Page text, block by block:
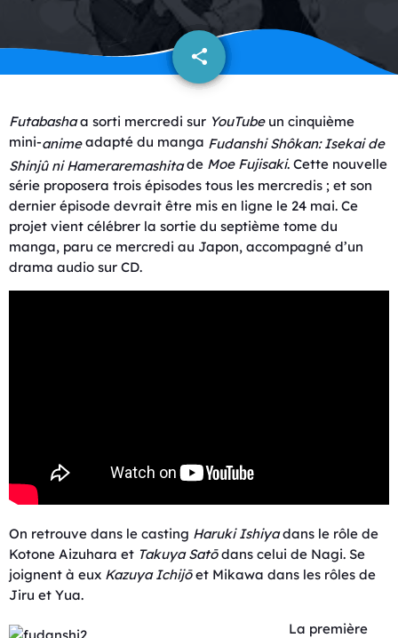
share
email
Futabashaa sorti mercredi sur YouTubeun cinquième
mini-animeadapté du manga Fudanshi Shôkan: Isekai de
Shinjû ni Hameraremashitade Moe Fujisaki. Cette nouvelle
série proposera trois épisodes tous les mercredis ; et son
dernier épisode devrait être mis en ligne le 24 mai. Ce
projet vient célébrer la sortie du septième tome du
manga, paru ce mercredi au Japon, accompagné d’un
drama audio sur CD.
On retrouve dans le casting Haruki Ishiyadans le rôle de
Kotone Aizuhara et Takuya Satōdans celui de Nagi. Se
joignent à eux Kazuya Ichijōet Mikawa dans les rôles de
Jiru et Yua.
La première